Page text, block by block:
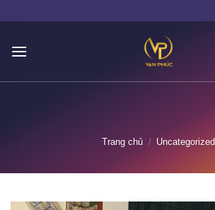
Trang chủ / Uncategorized